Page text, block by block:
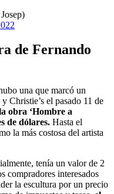
de Fernando
una que marcó un
Christie’s el pasado 11 de
obra ‘Hombre a
de dólares. Hasta el
la más costosa del artista
tenía un valor de 2
compradores interesados
la escultura por un precio